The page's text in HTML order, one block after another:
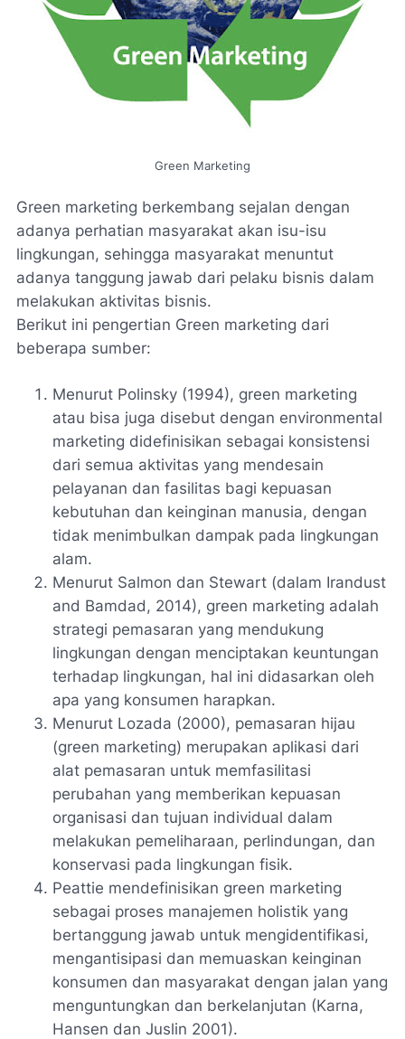
Green Marketing
Green marketing berkembang sejalan dengan
adanya perhatian masyarakat akan isu-isu
lingkungan, sehingga masyarakat menuntut
adanya tanggung jawab dari pelaku bisnis dalam
melakukan aktivitas bisnis.
Berikut ini pengertian Green marketing dari
beberapa sumber:
Menurut Polinsky (1994), green marketing
atau bisa juga disebut dengan environmental
marketing didefinisikan sebagai konsistensi
dari semua aktivitas yang mendesain
pelayanan dan fasilitas bagi kepuasan
kebutuhan dan keinginan manusia, dengan
tidak menimbulkan dampak pada lingkungan
alam.
Menurut Salmon dan Stewart (dalam Irandust
and Bamdad, 2014), green marketing adalah
strategi pemasaran yang mendukung
lingkungan dengan menciptakan keuntungan
terhadap lingkungan, hal ini didasarkan oleh
apa yang konsumen harapkan.
Menurut Lozada (2000), pemasaran hijau
(green marketing) merupakan aplikasi dari
alat pemasaran untuk memfasilitasi
perubahan yang memberikan kepuasan
organisasi dan tujuan individual dalam
melakukan pemeliharaan, perlindungan, dan
konservasi pada lingkungan fisik.
Peattie mendefinisikan green marketing
sebagai proses manajemen holistik yang
bertanggung jawab untuk mengidentifikasi,
mengantisipasi dan memuaskan keinginan
konsumen dan masyarakat dengan jalan yang
menguntungkan dan berkelanjutan (Karna,
Hansen dan Juslin 2001).